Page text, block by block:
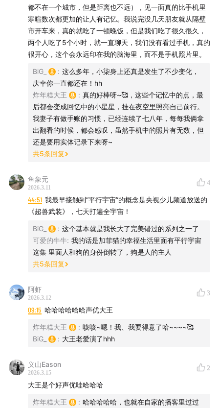
Ólafur Arnalds,Nils Frahm - Life Story
violin琪虹 - yumeji's Theme
Oskar Schuster - Fryderyk
Power-Haus,Christian Reindl - Cernunnos
赵海洋 - 匆匆那年 (钢琴版)
【钢琴】周兴哲《你，好不好？》 罗曼耶卓
中島美嘉 - 僕が死のうと思ったのは
天易 - 世界赠予我的 钢琴
都不在一个城市，但是距离也不远），见一面真的比手机里
寒暄数次都更加的让人有记忆。我说完没几天朋友就从隔壁
市开车来，真的就吃了一顿晚饭，但是我们吃了很久很久，
两个人吃了5个小时，就一直聊天，我们没有看过手机，真的
很开心，这个会永远印在我的脑海里，而不是手机照片里。
BiG_ : 这么多年，小柒身上还真是发生了不少变化，
庆幸你一直都还在！hh
炸年糕大王
: 真的好棒呀~🥰，这些个记忆中的点，最
后都会变成回忆中的小星星，挂在夜空里照亮自己前行。
我妻子有做手账的习惯，已经连续了七八年，每每我俩拿
出翻看的时候，都会感叹，虽然手机中的照片有无数，但
还是要用实体记录下来呀~
共5条回复
鱼象元
2026.3.11
4
44:51 我最早接触到“平行宇宙”的概念是央视少儿频道放送的
《超兽武装》，七天打遍全宇宙！
BiG_ : 这个基本就是我长大了完美错过的系列之一了
可爱的牛牛: 我的话是加菲猫的幸福生活里面有平行宇宙
这集 里面人和狗的身份倒转了，狗是人的主人
共5条回复
阿虾
2026.3.12
3
09:15 哈哈哈哈哈哈声优大王
炸年糕大王 : 咳咳~嗯！我、我要得意了哈~~~~🥰
BiG_
: 大王老爱演了hhh
义山Eason
2026.3.15
2
大王是个好声优哇哈哈哈
炸年糕大王 : 哈哈哈哈哈，也就在自家的播客里过过